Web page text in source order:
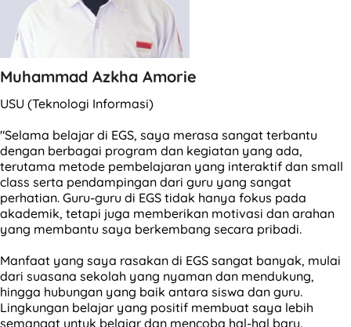
Muhammad Azkha Amorie
USU (Teknologi Informasi)
"Selama belajar di EGS, saya merasa sangat terbantu
dengan berbagai program dan kegiatan yang ada,
terutama metode pembelajaran yang interaktif dan small
class serta pendampingan dari guru yang sangat
perhatian. Guru-guru di EGS tidak hanya fokus pada
akademik, tetapi juga memberikan motivasi dan arahan
yang membantu saya berkembang secara pribadi.
Manfaat yang saya rasakan di EGS sangat banyak, mulai
dari suasana sekolah yang nyaman dan mendukung,
hingga hubungan yang baik antara siswa dan guru.
Lingkungan belajar yang positif membuat saya lebih
semangat untuk belajar dan mencoba hal-hal baru.